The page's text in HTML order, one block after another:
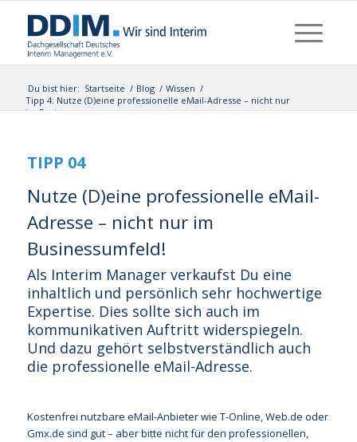
Du bist hier: Startseite / Blog / Wissen /
Tipp 4: Nutze (D)eine professionelle eMail-Adresse – nicht nur
im Busi...
TIPP 04
Nutze (D)eine professionelle eMail-
Adresse – nicht nur im
Businessumfeld!
Als Interim Manager verkaufst Du eine
inhaltlich und persönlich sehr hochwertige
Expertise. Dies sollte sich auch im
kommunikativen Auftritt widerspiegeln.
Und dazu gehört selbstverständlich auch
die professionelle eMail-Adresse.
Kostenfrei nutzbare eMail-Anbieter wie T-Online, Web.de oder
Gmx.de sind gut – aber bitte nicht für den professionellen,